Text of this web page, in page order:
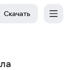
Скачать